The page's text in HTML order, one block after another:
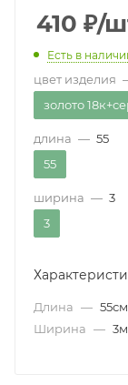
410 ₽/
Есть в
цвет изделия
золото
длина — 55
55
ширина — 3
3
Длина — 55см
Ширина —